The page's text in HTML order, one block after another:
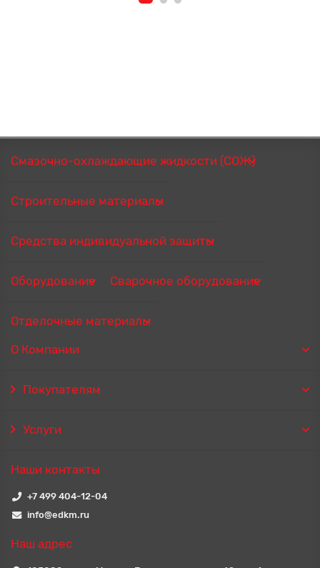
Смазочно-охлаждающие жидкости (СОЖ)
Строительные материалы
Средства индивидуальной защиты
Оборудование Сварочное оборудование
Отделочные материалы
О Компании
Покупателям
Услуги
Наши контакты
+7 499 404-12-04
info@edkm.ru
Наш адрес